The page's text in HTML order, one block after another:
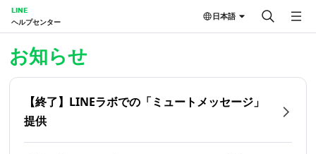
LINE
ヘルプセンター
日本語
お知らせ
【終了】LINEラボでの「ミュートメッセージ」
提供